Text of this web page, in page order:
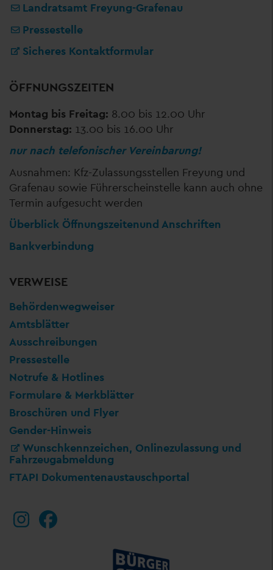
Landratsamt Freyung-Grafenau
Pressestelle
Sicheres Kontaktformular
ÖFFNUNGSZEITEN
Montag bis Freitag: 8.00 bis 12.00 Uhr
Donnerstag: 13.00 bis 16.00 Uhr
nur nach telefonischer Vereinbarung!
Ausnahmen: Kfz-Zulassungsstellen Freyung und
Grafenau sowie Führerscheinstelle kann auch ohne
Termin aufgesucht werden
Überblick Öffnungszeitenund Anschriften
Bankverbindung
VERWEISE
Behördenwegweiser
Amtsblätter
Ausschreibungen
Pressestelle
Notrufe & Hotlines
Formulare & Merkblätter
Broschüren und Flyer
Gender-Hinweis
Wunschkennzeichen, Onlinezulassung und
Fahrzeugabmeldung
FTAPI Dokumentenaustauschportal